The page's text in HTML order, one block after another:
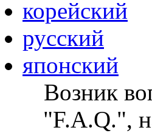
корейский
русский
японский
Возник
"F.A.Q.",